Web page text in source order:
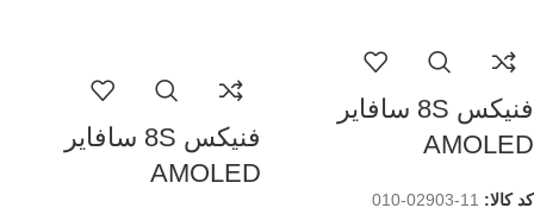
فنیکس 8S سافایر
AMOLED
کد کالا: 11-02903-010
فنیکس 8S سافایر
AMOLED